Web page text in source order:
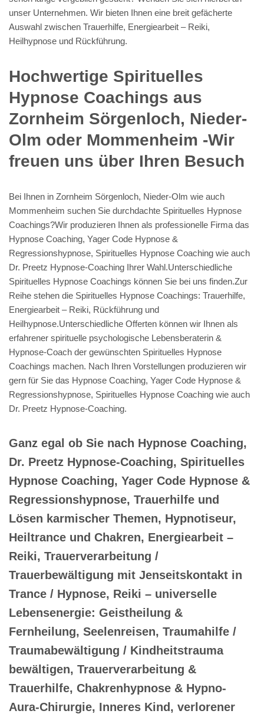
unser Unternehmen. Wir bieten Ihnen eine breit gefächerte
Auswahl zwischen Trauerhilfe, Energiearbeit – Reiki,
Heilhypnose und Rückführung.
Hochwertige Spirituelles
Hypnose Coachings aus
Zornheim Sörgenloch, Nieder-
Olm oder Mommenheim -Wir
freuen uns über Ihren Besuch
Bei Ihnen in Zornheim Sörgenloch, Nieder-Olm wie auch
Mommenheim suchen Sie durchdachte Spirituelles Hypnose
Coachings?Wir produzieren Ihnen als professionelle Firma das
Hypnose Coaching, Yager Code Hypnose &
Regressionshypnose, Spirituelles Hypnose Coaching wie auch
Dr. Preetz Hypnose-Coaching Ihrer Wahl.Unterschiedliche
Spirituelles Hypnose Coachings können Sie bei uns finden.Zur
Reihe stehen die Spirituelles Hypnose Coachings: Trauerhilfe,
Energiearbeit – Reiki, Rückführung und
Heilhypnose.Unterschiedliche Offerten können wir Ihnen als
erfahrener spirituelle psychologische Lebensberaterin &
Hypnose-Coach der gewünschten Spirituelles Hypnose
Coachings machen. Nach Ihren Vorstellungen produzieren wir
gern für Sie das Hypnose Coaching, Yager Code Hypnose &
Regressionshypnose, Spirituelles Hypnose Coaching wie auch
Dr. Preetz Hypnose-Coaching.
Ganz egal ob Sie nach Hypnose Coaching,
Dr. Preetz Hypnose-Coaching, Spirituelles
Hypnose Coaching, Yager Code Hypnose &
Regressionshypnose, Trauerhilfe und
Lösen karmischer Themen, Hypnotiseur,
Heiltrance und Chakren, Energiearbeit –
Reiki, Trauerverarbeitung /
Trauerbewältigung mit Jenseitskontakt in
Trance / Hypnose, Reiki – universelle
Lebensenergie: Geistheilung &
Fernheilung, Seelenreisen, Traumahilfe /
Traumabewältigung / Kindheitstrauma
bewältigen, Trauerverarbeitung &
Trauerhilfe, Chakrenhypnose & Hypno-
Aura-Chirurgie, Inneres Kind, verlorener